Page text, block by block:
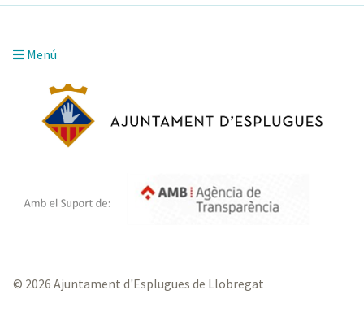
Menú
© 2026 Ajuntament d'Esplugues de Llobregat